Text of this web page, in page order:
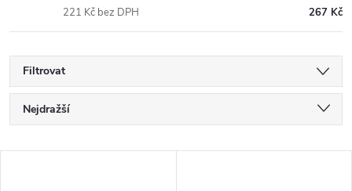
267 Kč
221 Kč bez DPH
Filtrovat
Ř
a
Nejdražší